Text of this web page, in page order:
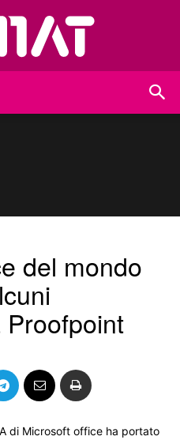
del mondo
di Microsoft office ha portato